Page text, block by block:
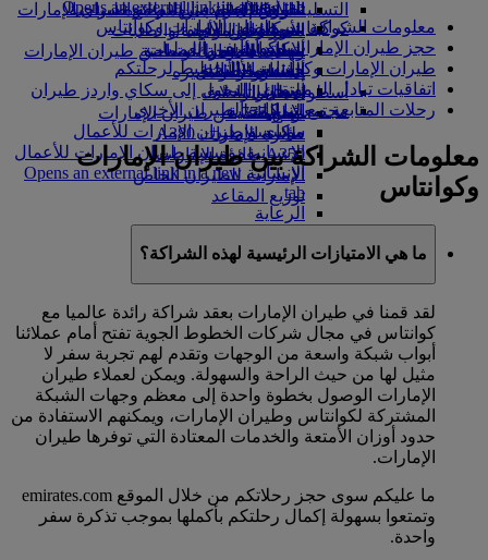
تناول الطعام في الدرجة السياحية
الممتازة
وجبات الدرجة السياحية
المشروبات
أسطول طائراتنا
بوينج 777
طائرة الإمارات A380
A350 طائرة الإمارات
الإمارات للطيران الخاص
توزيع المقاعد
السوق الحرة
متجرنا الرسمي
التسلية للأطفال
الترفيه عن الأطفال
ألعاب الأطفال
أنشطة للأطفال
in a new tab
كوكبنا
الاستدامة في العمليات
السياسة البيئية
التقارير البيئية
مجتمعاتنا المحلية
مؤسسة طيران الإمارات للأعمال
الإنسانيةمؤسسة طيران الإمارات للأعمال
الإنسانية Opens an external link in a new
tab
الرعاية
Opens an external link in a new tab
شركاؤنا
سكاي واردز رايل
حاسبة الأميال
تسجيل الدخول إلى سكاي واردز طيران
الإمارات
سكاي واردز+
السفر لأصحاب الهمم مع طيران الإمارات
المساعدة الخاصة والطلبات
تجربتكم على متن الطائرة
الأدوات والموارد
الهاتف المتحرك وتطبيق طيران الإمارات
إلغاء حجز أو تغييره
تعطل الرحلات
معلومات عن طيران الإمارات
معلومات الشراكة بين طيران الإمارات وكوانتاس
حجز طيران الإمارات وكوانتاس
طيران الإمارات وكوانتاس - التخطيط لرحلتكم
اتفاقيات تبادل الرموز
رحلات المتابعة مع شركات الطيران الأخرى
معلومات الشراكة بين طيران الإمارات
وكوانتاس
ما هي الامتيازات الرئيسية لهذه الشراكة؟
لقد قمنا في طيران الإمارات بعقد شراكة رائدة عالميا مع
كوانتاس في مجال شركات الخطوط الجوية تفتح أمام عملائنا
أبواب شبكة واسعة من الوجهات وتقدم لهم تجربة سفر لا
مثيل لها من حيث الراحة والسهولة. ويمكن لعملاء طيران
الإمارات الوصول بخطوة واحدة إلى معظم وجهات الشبكة
المشتركة لكوانتاس وطيران الإمارات، ويمكنهم الاستفادة من
حدود أوزان الأمتعة والخدمات المعتادة التي توفرها طيران
الإمارات.
ما عليكم سوى حجز رحلاتكم من خلال الموقع emirates.com
وتمتعوا بسهولة إكمال رحلتكم بأكملها بموجب تذكرة سفر
واحدة.